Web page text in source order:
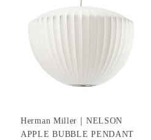
Herman Miller｜NELSON
APPLE BUBBLE PENDANT